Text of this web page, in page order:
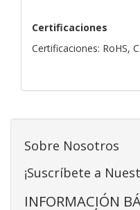
Certificaciones
Certificaciones: RoHS,
Sobre Nosotros
¡Suscríbete a
INFORMACIÓN